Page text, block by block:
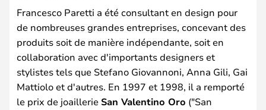
Francesco Paretti a été consultant en design pour
de nombreuses grandes entreprises, concevant des
produits soit de manière indépendante, soit en
collaboration avec d'importants designers et
stylistes tels que Stefano Giovannoni, Anna Gili, Gai
Mattiolo et d'autres. En 1997 et 1998, il a remporté
le prix de joaillerie San Valentino Oro ("San